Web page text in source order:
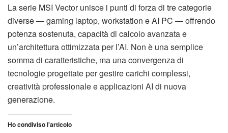
La serie MSI Vector unisce i punti di forza di tre categorie
diverse — gaming laptop, workstation e AI PC — offrendo
potenza sostenuta, capacità di calcolo avanzata e
un’architettura ottimizzata per l’AI. Non è una semplice
somma di caratteristiche, ma una convergenza di
tecnologie progettate per gestire carichi complessi,
creatività professionale e applicazioni AI di nuova
generazione.
Ho condiviso l'articolo